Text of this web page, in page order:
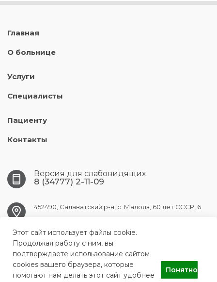
Главная
О больнице
Услуги
Специалисты
Пациенту
Контакты
Версия для слабовидящих
8 (34777) 2-11-09
452490, Салаватский р-н, с. Малояз, 60 лет СССР, 6
maloyaz.crb@doctorrb.ru
ГБУЗ РБ Малоязовская центральная районная больница
Этот сайт использует файлы cookie.
Продолжая работу с ним, вы
подтверждаете использование сайтом
cookies вашего браузера, которые
помогают нам делать этот сайт удобнее
Понятно